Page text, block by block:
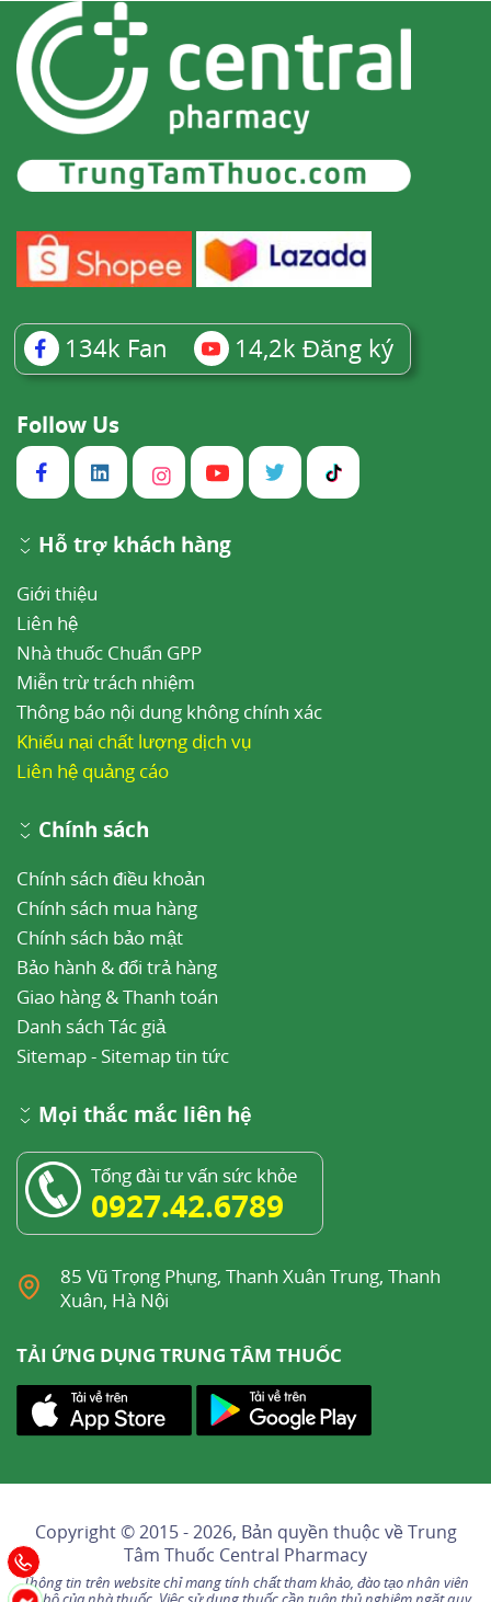
134k Fan 14,2k Đăng ký
Follow Us
Hỗ trợ khách hàng
Giới thiệu
Liên hệ
Nhà thuốc Chuẩn GPP
Miễn trừ trách nhiệm
Thông báo nội dung không chính xác
Khiếu nại chất lượng dịch vụ
Liên hệ quảng cáo
Chính sách
Chính sách điều khoản
Chính sách mua hàng
Chính sách bảo mật
Bảo hành & đổi trả hàng
Giao hàng & Thanh toán
Danh sách Tác giả
Sitemap- Sitemap tin tức
Mọi thắc mắc liên hệ
Tổng đài tư vấn sức khỏe
0927.42.6789
85 Vũ Trọng Phụng, Thanh Xuân Trung, Thanh
Xuân, Hà Nội
TẢI ỨNG DỤNG TRUNG TÂM THUỐC
Copyright © 2015 - 2026, Bản quyền thuộc vềTrung
Tâm Thuốc Central Pharmacy
Thông tin trên website chỉ mang tính chất tham khảo, đào tạo nhân viên